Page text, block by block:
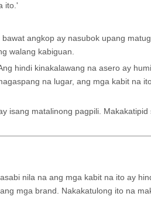
ito.'
angkop ay nasubok upang
walang kabiguan.
hindi kinakalawang na asero ay
na lugar, ang mga kabit na
isang matalinong pagpili. Makakatipid
nila na ang mga kabit na ito ay
mga brand. Nakakatulong ito na